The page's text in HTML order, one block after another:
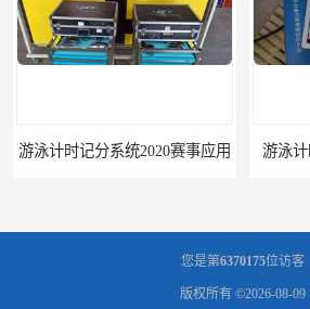
游泳计时记分系统2020赛事应用 游泳
您是第6370175位访客
版权所有 ©2026-08-09